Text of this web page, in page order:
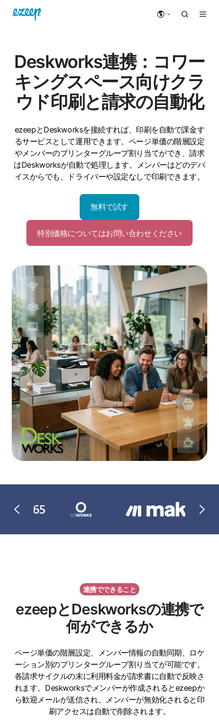
Deskworks連携：コワー
キングスペース向けクラ
ウド印刷と請求の自動化
ezeepとDeskworksを接続すれば、印刷を自動で課金す
るサービスとして運用できます。ページ単価の階層設定
やメンバーのプリンターグループ割り当てができ、請求
はDeskworksが自動で処理します。メンバーはどのデバ
イスからでも、ドライバーや設定なしで印刷できます。
無料で試す
特別価格についてはお問い合わせください
連携でできること
ezeepとDeskworksの連携で
何ができるか
ページ単価の階層設定、メンバー情報の自動同期、ロケ
ーション別のプリンターグループ割り当てが可能です。
各請求サイクルの末に利用料金が請求書に自動で反映さ
れます。Deskworksでメンバーが作成されるとezeepか
ら歓迎メールが送信され、メンバーが無効化されると印
刷アクセスは自動で削除されます。